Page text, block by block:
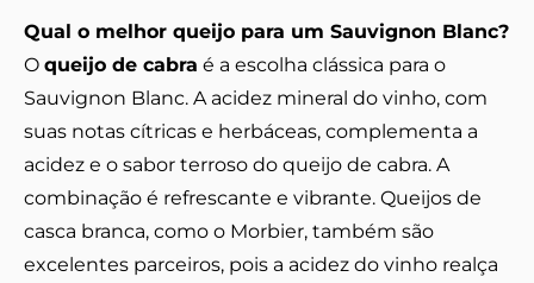
Qual o melhor queijo para um Sauvignon Blanc?
O queijo de cabra é a escolha clássica para o
Sauvignon Blanc. A acidez mineral do vinho, com
suas notas cítricas e herbáceas, complementa a
acidez e o sabor terroso do queijo de cabra. A
combinação é refrescante e vibrante. Queijos de
casca branca, como o Morbier, também são
excelentes parceiros, pois a acidez do vinho realça